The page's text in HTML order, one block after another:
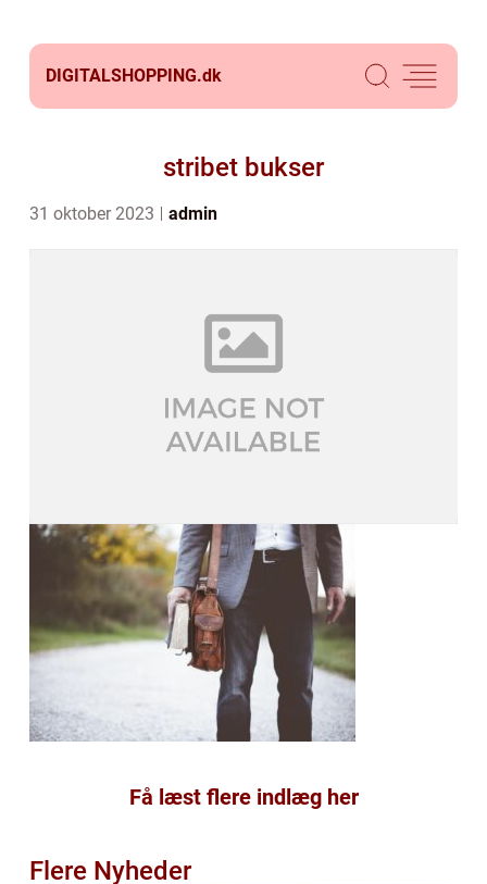
DIGITALSHOPPING.dk
stribet bukser
31 oktober 2023 admin
Få læst flere indlæg her
Flere Nyheder